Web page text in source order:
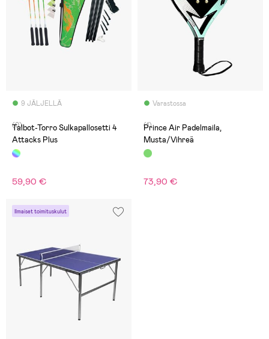
9 JÄLJELLÄ
(0)
Talbot-Torro Sulkapallosetti 4
Attacks Plus
59,90 €
Varastossa
(1)
Prince Air Padelmaila,
Musta/Vihreä
73,90 €
Ilmaiset toimituskulut